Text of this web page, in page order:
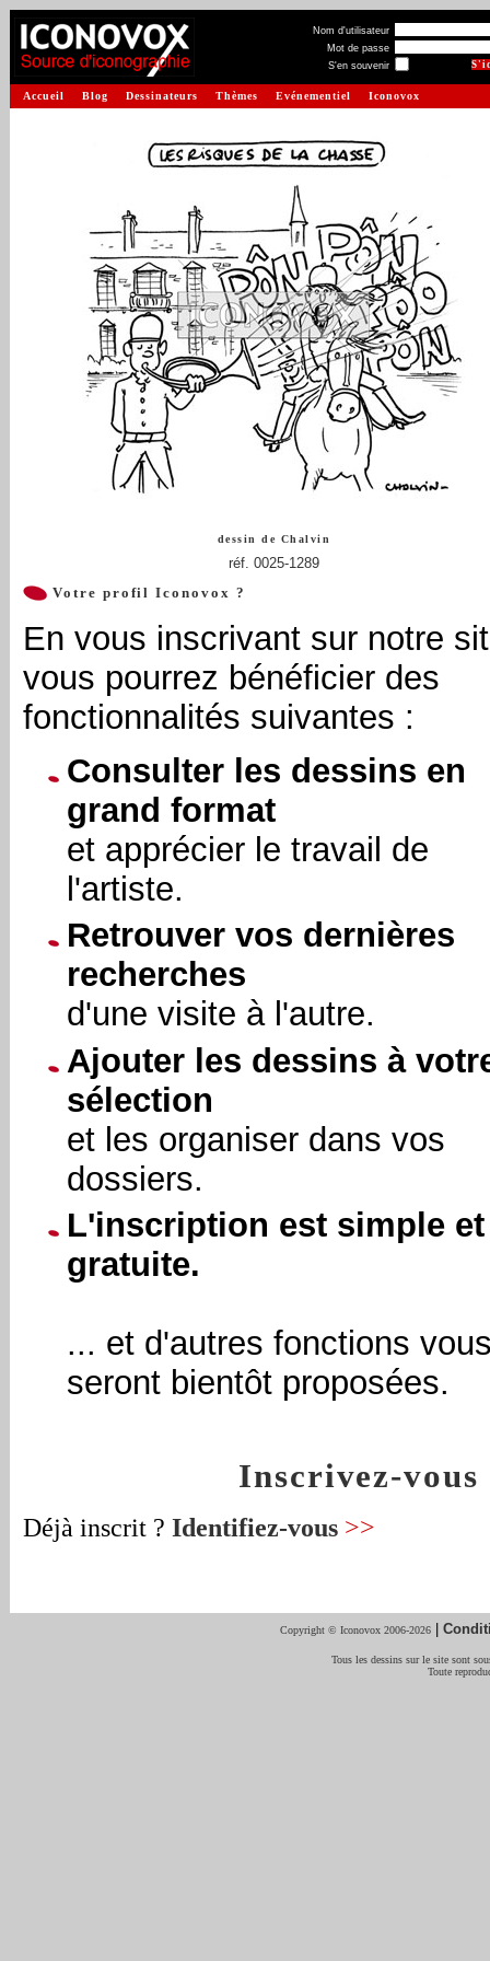
Nom d'utilisateur
Mot de passe
S'en souvenir
Accueil Blog Dessinateurs Thèmes Evénementiel Iconovox
dessin de Chalvin
réf. 0025-1289
Votre profil Iconovox ?
En vous inscrivant sur notre
vous pourrez bénéficier des
fonctionnalités suivantes :
Consulter les dessins en
grand format
et apprécier le travail de
l'artiste.
Retrouver vos dernières
recherches
d'une visite à l'autre.
Ajouter les dessins à
sélection
et les organiser dans vos
dossiers.
L'inscription est simple et
gratuite.
... et d'autres fonctions
seront bientôt proposées.
Inscrivez-vous
Déjà inscrit ? Identifiez-vous >>
Copyright © Iconovox 2006-2026 |
Tous les dessins sur le site sont
Toute